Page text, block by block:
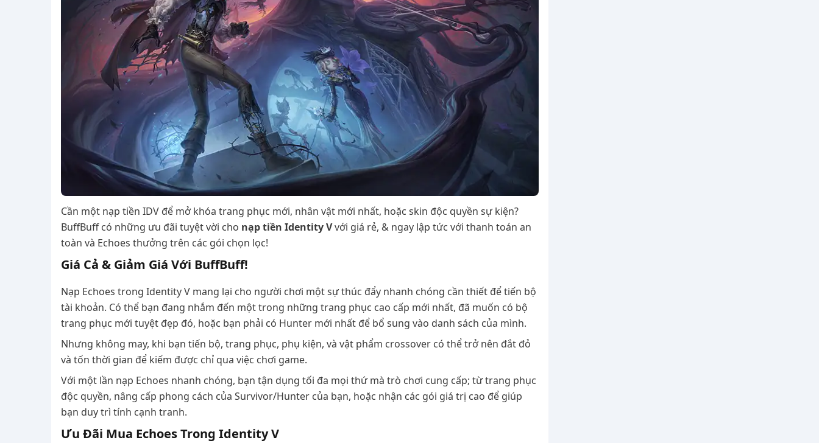
Cần một nạp tiền IDV để mở khóa trang phục mới, nhân vật mới nhất, hoặc skin độc quyền sự kiện?
BuffBuff có những ưu đãi tuyệt vời cho nạp tiền Identity Vvới giá rẻ, & ngay lập tức với thanh toán an
toàn và Echoes thưởng trên các gói chọn lọc!
Giá Cả & Giảm Giá Với BuffBuff!
Nạp Echoes trong Identity V mang lại cho người chơi một sự thúc đẩy nhanh chóng cần thiết để tiến bộ
tài khoản. Có thể bạn đang nhắm đến một trong những trang phục cao cấp mới nhất, đã muốn có bộ
trang phục mới tuyệt đẹp đó, hoặc bạn phải có Hunter mới nhất để bổ sung vào danh sách của mình.
Nhưng không may, khi bạn tiến bộ, trang phục, phụ kiện, và vật phẩm crossover có thể trở nên đắt đỏ
và tốn thời gian để kiếm được chỉ qua việc chơi game.
Với một lần nạp Echoes nhanh chóng, bạn tận dụng tối đa mọi thứ mà trò chơi cung cấp; từ trang phục
độc quyền, nâng cấp phong cách của Survivor/Hunter của bạn, hoặc nhận các gói giá trị cao để giúp
bạn duy trì tính cạnh tranh.
Ưu Đãi Mua Echoes Trong Identity V